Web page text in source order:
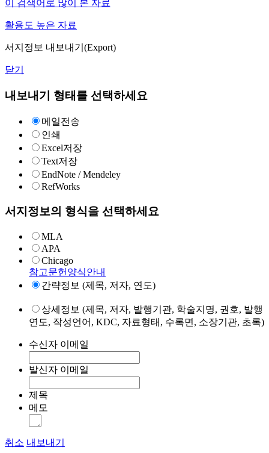
이 검색어로 많이 본 자료
활용도 높은 자료
서지정보 내보내기(Export)
닫기
내보내기 형태를 선택하세요
메일전송
인쇄
Excel저장
Text저장
EndNote / Mendeley
RefWorks
서지정보의 형식을 선택하세요
MLA
APA
Chicago
참고문헌양식안내
간략정보 (제목, 저자, 연도)
상세정보 (제목, 저자, 발행기관, 학술지명, 권호, 발행
연도, 작성언어, KDC, 자료형태, 수록면, 소장기관, 초록)
수신자 이메일
발신자 이메일
제목
메모
취소 내보내기